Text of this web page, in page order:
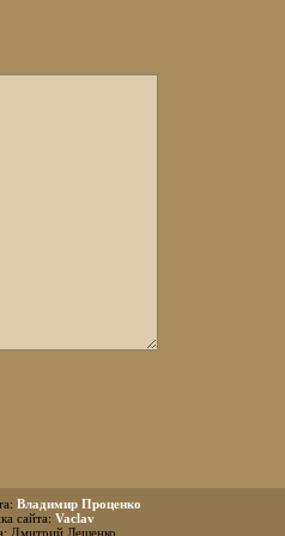
Владимир Проценко
сайта: Vaclav
Дмитрий Лещенко